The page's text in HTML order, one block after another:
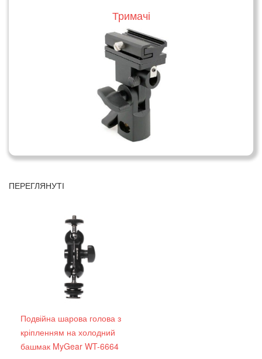
Тримачі
ПЕРЕГЛЯНУТІ
Подвійна шарова голова з
кріпленням на холодний
башмак MyGear WT-6664